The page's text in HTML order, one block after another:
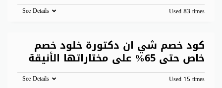
Used 83 times
See Details
كود خصم شي ان دكتورة خلود خصم
خاص حتى 65% على مختاراتها الأنيقة
Used 15 times
See Details